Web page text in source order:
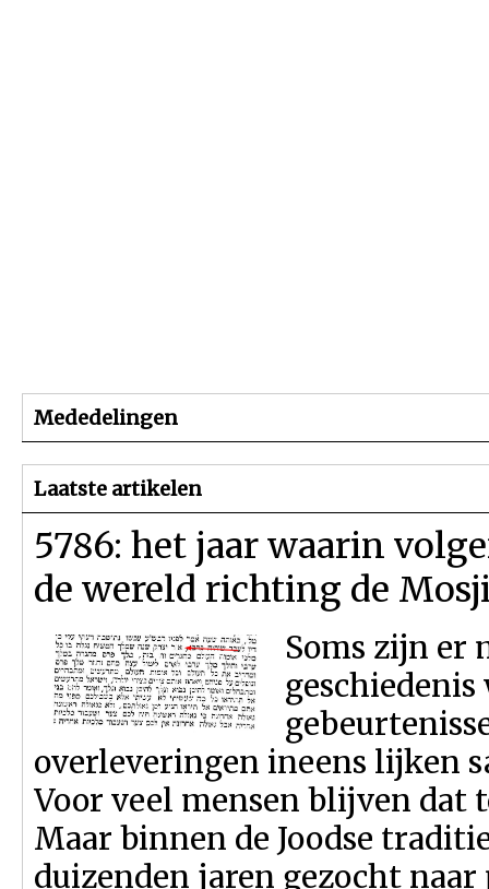
Mededelingen
Laatste artikelen
5786: het jaar waarin
de wereld richting de
Soms zijn er
geschiedenis
overleveringen ineens lijken
Voor veel mensen blijven dat
Maar binnen de Joodse
duizenden jaren gezocht